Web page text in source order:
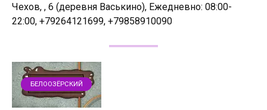
Чехов, , 6 (деревня Васькино), Ежедневно: 08:00-
22:00, +79264121699, +79858910090
БЕЛООЗЁРСКИЙ